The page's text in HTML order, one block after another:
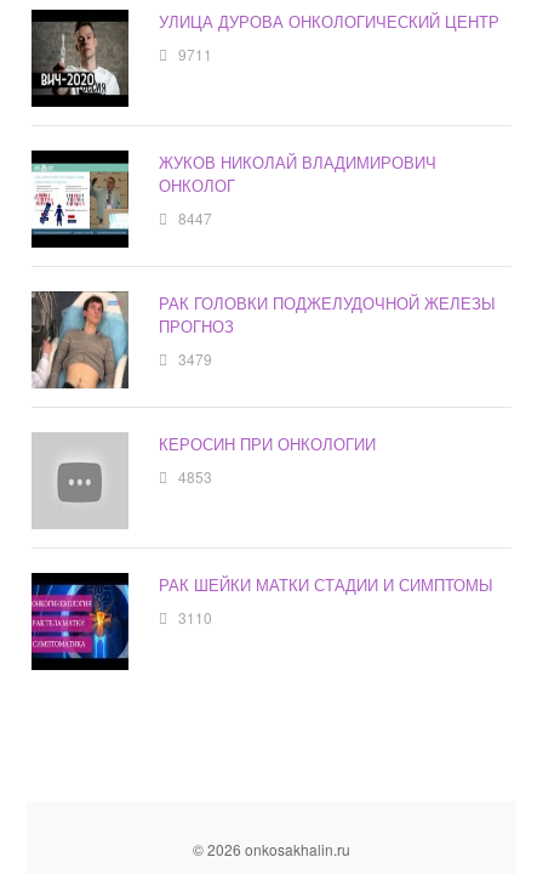
УЛИЦА ДУРОВА ОНКОЛОГИЧЕСКИЙ ЦЕНТР
9711
ЖУКОВ НИКОЛАЙ ВЛАДИМИРОВИЧ
ОНКОЛОГ
8447
РАК ГОЛОВКИ ПОДЖЕЛУДОЧНОЙ ЖЕЛЕЗЫ
ПРОГНОЗ
3479
КЕРОСИН ПРИ ОНКОЛОГИИ
4853
РАК ШЕЙКИ МАТКИ СТАДИИ И СИМПТОМЫ
3110
© 2026 onkosakhalin.ru